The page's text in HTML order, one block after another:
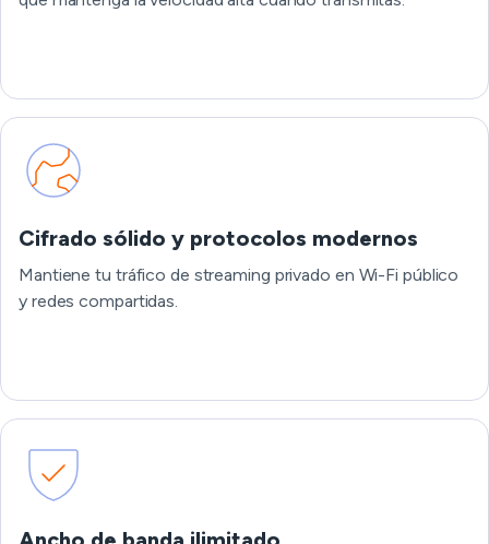
Cifrado sólido y protocolos modernos
Mantiene tu tráfico de streaming privado en Wi-Fi público
y redes compartidas.